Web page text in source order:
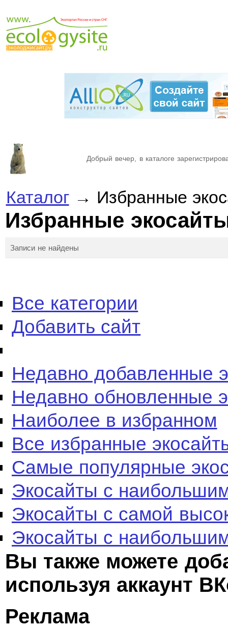
Добрый вечер, в каталоге
Каталог→ Избранные
Избранные
Записи не найдены
Все категории
Добавить сайт
Недавно добавленные
Недавно обновленные
Наиболее в избранном
Все избранные
Самые популярные
Экосайты с
Экосайты с самой
Экосайты с
Вы также можете
используя аккаунт
Реклама